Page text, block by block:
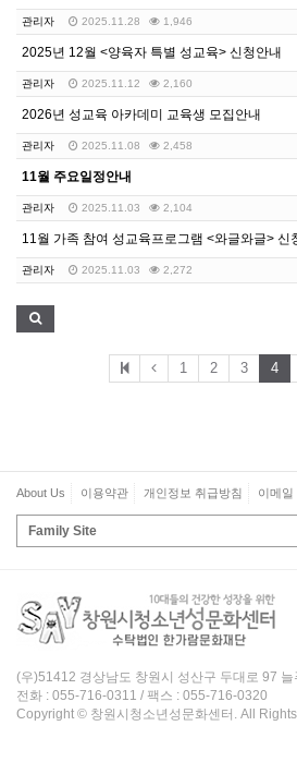
관리자 2025.11.28 1,946
2025년 12월 <양육자 특별 성교육> 신청안내
관리자 2025.11.12 2,160
2026년 성교육 아카데미 교육생 모집안내
관리자 2025.11.08 2,458
11월 주요일정안내
관리자 2025.11.03 2,104
관리자 2025.11.03 2,272
1 2 3 4
About Us 이용약관 개인정보 취급방침 이메일
Family Site
(우)51412 경상남도 창원시 성산구 두대로 97 늘
전화 : 055-716-0311 / 팩스 : 055-716-0320
Copyright © 창원시청소년성문화센터. All